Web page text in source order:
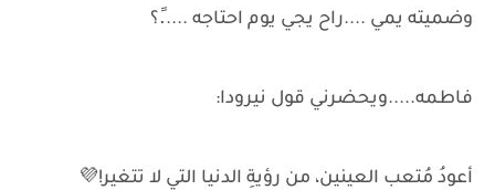
وضميته يمي ....راح يجي يوم احتاجه .....ً؟
فاطمه.....ويحضرني قول ‏نيرودا:
أعودُ مُتعب العينين، من رؤيةِ الدنيا التي لا تتغير!💜